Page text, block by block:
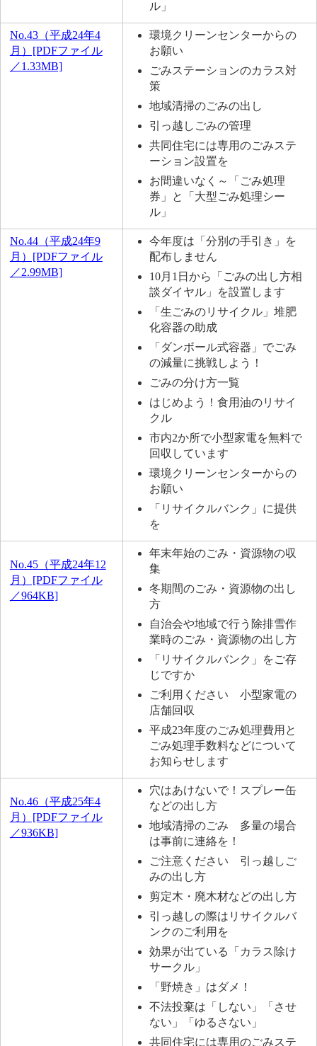
ル」
No.43（平成24年4
月）[PDFファイル
／1.33MB]
環境クリーンセンターからの
お願い
ごみステーションのカラス対
策
地域清掃のごみの出し
引っ越しごみの管理
共同住宅には専用のごみステ
ーション設置を
お間違いなく～「ごみ処理
券」と「大型ごみ処理シー
ル」
No.44（平成24年9
月）[PDFファイル
／2.99MB]
今年度は「分別の手引き」を
配布しません
10月1日から「ごみの出し方相
談ダイヤル」を設置します
「生ごみのリサイクル」堆肥
化容器の助成
「ダンボール式容器」でごみ
の減量に挑戦しよう！
ごみの分け方一覧
はじめよう！食用油のリサイ
クル
市内2か所で小型家電を無料で
回収しています
環境クリーンセンターからの
お願い
「リサイクルバンク」に提供
を
No.45（平成24年12
月）[PDFファイル
／964KB]
年末年始のごみ・資源物の収
集
冬期間のごみ・資源物の出し
方
自治会や地域で行う除排雪作
業時のごみ・資源物の出し方
「リサイクルバンク」をご存
じですか
ご利用ください 小型家電の
店舗回収
平成23年度のごみ処理費用と
ごみ処理手数料などについて
お知らせします
No.46（平成25年4
月）[PDFファイル
／936KB]
穴はあけないで！スプレー缶
などの出し方
地域清掃のごみ 多量の場合
は事前に連絡を！
ご注意ください 引っ越しご
みの出し方
剪定木・廃木材などの出し方
引っ越しの際はリサイクルバ
ンクのご利用を
効果が出ている「カラス除け
サークル」
「野焼き」はダメ！
不法投棄は「しない」「させ
ない」「ゆるさない」
共同住宅には専用のごみステ